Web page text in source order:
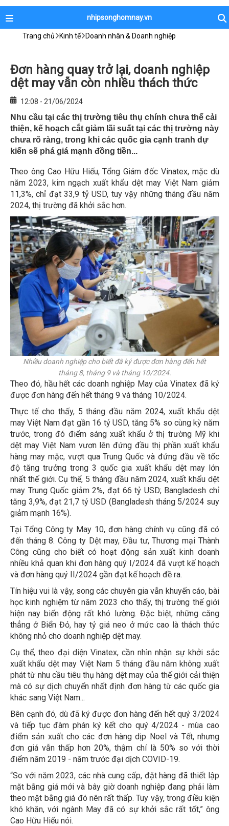
nhipsonghomnay.vn
Trang chủ Kinh tế Doanh nhân & Doanh nghiệp
Đơn hàng quay trở lại, doanh nghiệp
dệt may vẫn còn nhiều thách thức
12:08 - 21/06/2024
Nhu cầu tại các thị trường tiêu thụ chính chưa thể cải
thiện, kế hoạch cắt giảm lãi suất tại các thị trường này
chưa rõ ràng, trong khi các quốc gia cạnh tranh dự
kiến sẽ phá giá mạnh đồng tiền...
Theo ông Cao Hữu Hiếu, Tổng Giám đốc Vinatex, mặc dù
năm 2023, kim ngạch xuất khẩu dệt may Việt Nam giảm
11,3%, chỉ đạt 33,9 tỷ USD, tuy vậy những tháng đầu năm
2024, thị trường đã khởi sắc hơn.
Nhiều doanh nghiệp cho biết đã ký được đơn hàng đến hết
tháng 8, tháng 9 và tháng 10/2024.
Theo đó, hầu hết các doanh nghiệp May của Vinatex đã ký
được đơn hàng đến hết tháng 9 và tháng 10/2024.
Thực tế cho thấy, 5 tháng đầu năm 2024, xuất khẩu dệt
may Việt Nam đạt gần 16 tỷ USD, tăng 5% so cùng kỳ năm
trước, trong đó điểm sáng xuất khẩu ở thị trường Mỹ khi
dệt may Việt Nam vươn lên đứng đầu thị phần xuất khẩu
hàng may mặc, vượt qua Trung Quốc và đứng đầu về tốc
độ tăng trưởng trong 3 quốc gia xuất khẩu dệt may lớn
nhất thế giới. Cụ thể, 5 tháng đầu năm 2024, xuất khẩu dệt
may Trung Quốc giảm 2%, đạt 66 tỷ USD; Bangladesh chỉ
tăng 3,9%, đạt 21,7 tỷ USD (Bangladesh tháng 5/2024 suy
giảm mạnh 16%).
Tại Tổng Công ty May 10, đơn hàng chính vụ cũng đã có
đến tháng 8. Công ty Dệt may, Đầu tư, Thương mại Thành
Công cũng cho biết có hoạt động sản xuất kinh doanh
nhiều khả quan khi đơn hàng quý I/2024 đã vượt kế hoạch
và đơn hàng quý II/2024 gần đạt kế hoạch đề ra.
Tín hiệu vui là vậy, song các chuyên gia vẫn khuyến cáo, bài
học kinh nghiệm từ năm 2023 cho thấy, thị trường thế giới
hiện nay biến động rất khó lường. Đặc biệt, những căng
thẳng ở Biển Đỏ, hay tỷ giá neo ở mức cao là thách thức
không nhỏ cho doanh nghiệp dệt may.
Cụ thể, theo đại diện Vinatex, cần nhìn nhận sự khởi sắc
xuất khẩu dệt may Việt Nam 5 tháng đầu năm không xuất
phát từ nhu cầu tiêu thụ hàng dệt may của thế giới cải thiện
mà có sự dịch chuyển nhất định đơn hàng từ các quốc gia
khác sang Việt Nam...
Bên cạnh đó, dù đã ký được đơn hàng đến hết quý 3/2024
và tiếp tục đàm phán ký kết cho quý 4/2024 - mùa cao
điểm sản xuất cho các đơn hàng dịp Noel và Tết, nhưng
đơn giá vẫn thấp hơn 20%, thậm chí là 50% so với thời
điểm năm 2019 - năm trước đại dịch COVID-19.
“So với năm 2023, các nhà cung cấp, đặt hàng đã thiết lập
mặt bằng giá mới và bây giờ doanh nghiệp đang phải làm
theo mặt bằng giá đó nên rất thấp. Tuy vậy, trong điều kiện
khó khăn, với ngành May đã có sự khởi sắc rất tốt,” ông
Cao Hữu Hiếu nói.